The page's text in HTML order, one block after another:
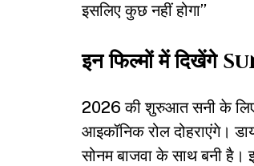
इसलिए कुछ नहीं होगा”
इन फिल्मों में दिखेंगे
2026 की शुरुआत सनी के लिए
आइकॉनिक रोल दोहराएंगे।
सोनम बाजवा के साथ बनी